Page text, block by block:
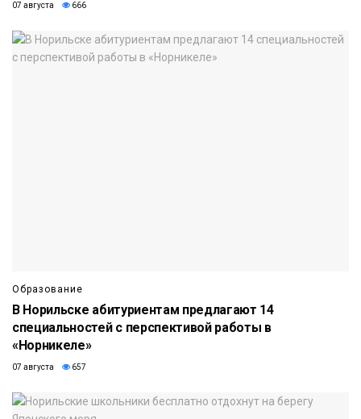
07 августа 666
Образование
В Норильске абитуриентам предлагают 14
специальностей с перспективой работы в
«Норникеле»
07 августа 657